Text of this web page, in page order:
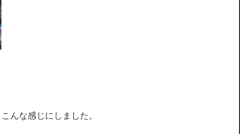
こんな感じにしました。